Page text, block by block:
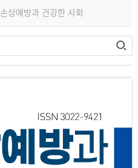
손상예방과 건강한 사회